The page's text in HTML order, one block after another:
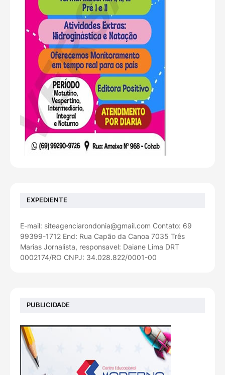
EXPEDIENTE
E-mail: siteagenciarondonia@gmail.com Contato: 69
99399-1712 End: Rua Capão da Canoa 7035 Três
Marias Jornalista, responsavel: Daiane Lima DRT
0002174/RO CNPJ: 34.028.822/0001-00
PUBLICIDADE